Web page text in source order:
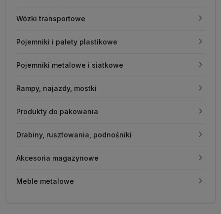
Wózki transportowe
Pojemniki i palety plastikowe
Pojemniki metalowe i siatkowe
Rampy, najazdy, mostki
Produkty do pakowania
Drabiny, rusztowania, podnośniki
Akcesoria magazynowe
Meble metalowe